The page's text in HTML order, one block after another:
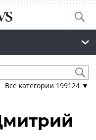
Все категории 199124 ▼